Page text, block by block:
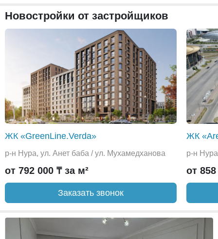
Новостройки от застройщиков
ЖК «GreenLine.Verda»
р-н Нура, ул. Анет баба / ул. Мухамедханова
от 792 000 ₸ за м²
Заказать звонок
ЖК
р-н
от